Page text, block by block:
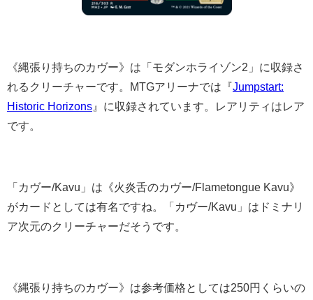
《縄張り持ちのカヴー》は「モダンホライゾン2」に収録さ
れるクリーチャーです。MTGアリーナでは『Jumpstart:
Historic Horizons 』に収録されています。レアリティはレア
です。
「カヴー/Kavu」は《火炎舌のカヴー/Flametongue Kavu》
がカードとしては有名ですね。「カヴー/Kavu」はドミナリ
ア次元のクリーチャーだそうです。
《縄張り持ちのカヴー》は参考価格としては250円くらいの